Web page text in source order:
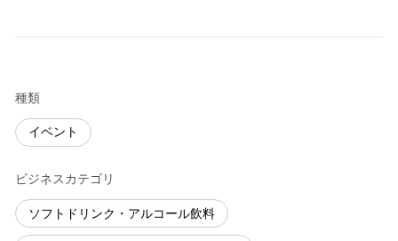
種類
イベント
ビジネスカテゴリ
ソフトドリンク・アルコール飲料